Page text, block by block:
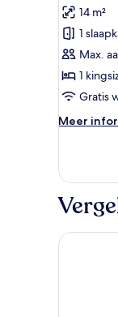
Premium
kamer,
kingsize
bed
(View)
laden
14 m²
1
Max.
1
Gratis
Meer
Meer
kamer,
kingsize
(View)
Comfort